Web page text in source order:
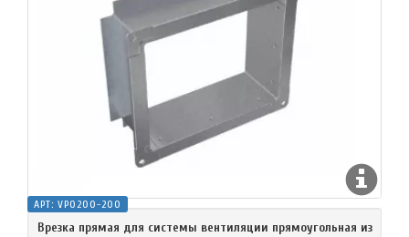
АРТ: VPO200-200
Врезка прямая для системы вентиляции прямоугольная из